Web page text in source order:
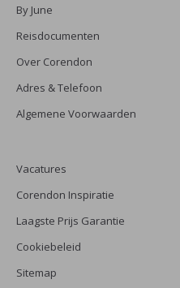
By June
Reisdocumenten
Over Corendon
Adres & Telefoon
Algemene Voorwaarden
Vacatures
Corendon Inspiratie
Laagste Prijs Garantie
Cookiebeleid
Sitemap